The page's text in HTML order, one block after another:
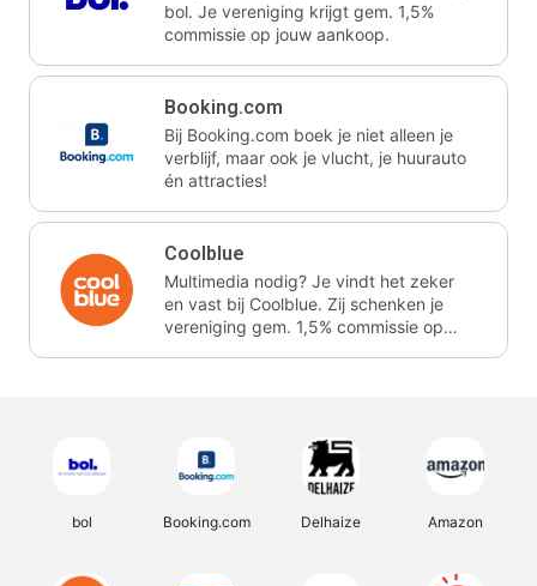
bol. Je vereniging krijgt gem. 1,5%
commissie op jouw aankoop.
Booking.com
Bij Booking.com boek je niet alleen je
verblijf, maar ook je vlucht, je huurauto
én attracties!
Coolblue
Multimedia nodig? Je vindt het zeker
en vast bij Coolblue. Zij schenken je
vereniging gem. 1,5% commissie op
bol Booking.com Delhaize Amazon